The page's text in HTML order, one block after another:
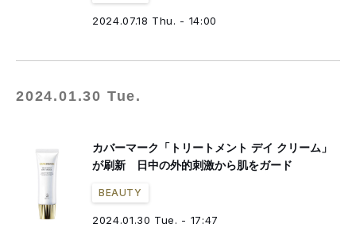
2024.07.18 Thu. - 14:00
2024.01.30 Tue.
カバーマーク「トリートメント デイ クリーム」
が刷新 日中の外的刺激から肌をガード
BEAUTY
2024.01.30 Tue. - 17:47